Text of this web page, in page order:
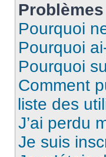
Pourquoi
Pourquoi
Pourquoi
Comment
liste des
J’ai perdu
Je suis